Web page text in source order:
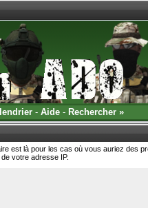
- Aide - Rechercher »
là pour les cas où vous auriez des
votre adresse IP.